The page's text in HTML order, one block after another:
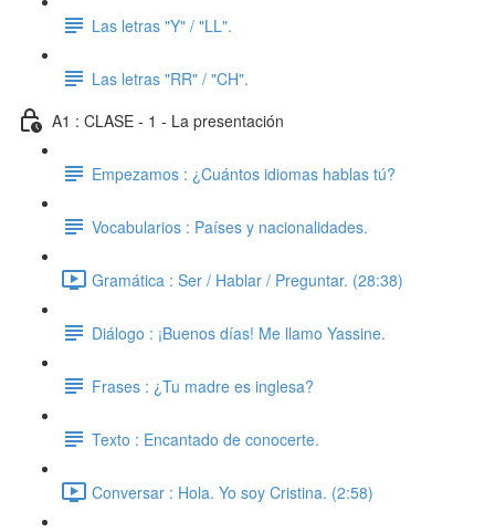
Las letras "Y" / "LL".
Las letras "RR" / "CH".
A1 : CLASE - 1 - La presentación
Empezamos : ¿Cuántos idiomas hablas tú?
Vocabularios : Países y nacionalidades.
Gramática : Ser / Hablar / Preguntar. (28:38)
Diálogo : ¡Buenos días! Me llamo Yassine.
Frases : ¿Tu madre es inglesa?
Texto : Encantado de conocerte.
Conversar : Hola. Yo soy Cristina. (2:58)